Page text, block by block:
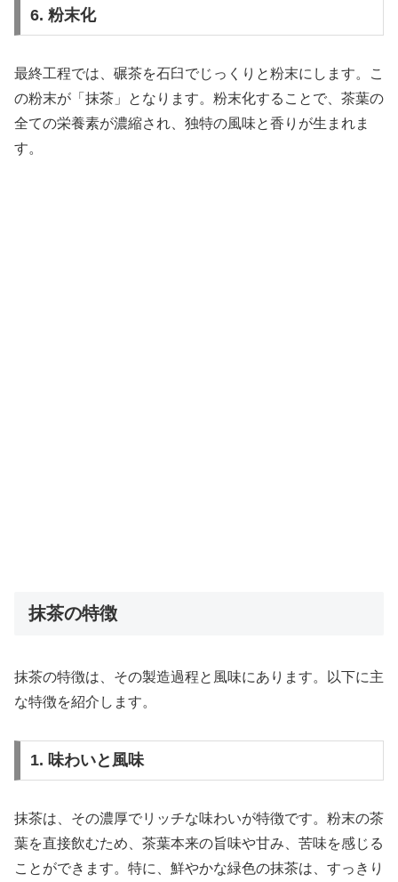
6. 粉末化
最終工程では、碾茶を石臼でじっくりと粉末にします。こ
の粉末が「抹茶」となります。粉末化することで、茶葉の
全ての栄養素が濃縮され、独特の風味と香りが生まれま
す。
抹茶の特徴
抹茶の特徴は、その製造過程と風味にあります。以下に主
な特徴を紹介します。
1. 味わいと風味
抹茶は、その濃厚でリッチな味わいが特徴です。粉末の茶
葉を直接飲むため、茶葉本来の旨味や甘み、苦味を感じる
ことができます。特に、鮮やかな緑色の抹茶は、すっきり